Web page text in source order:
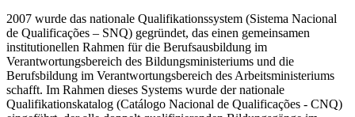
2007 wurde das nationale Qualifikationssystem (Sistema Nacional
de Qualificações – SNQ) gegründet, das einen gemeinsamen
institutionellen Rahmen für die Berufsausbildung im
Verantwortungsbereich des Bildungsministeriums und die
Berufsbildung im Verantwortungsbereich des Arbeitsministeriums
schafft. Im Rahmen dieses Systems wurde der nationale
Qualifikationskatalog (Catálogo Nacional de Qualificações - CNQ)